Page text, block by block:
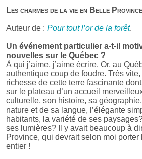
Les charmes de la vie en Belle Province
Auteur de : Pour tout l’or de la forêt.
Un événement particulier a-t-il
nouvelles sur le Québec ?
À qui j’aime, j’aime écrire. Or, au
authentique coup de foudre. Très
richesse de cette terre fascinante
sur le plateau d’un accueil
culturelle, son histoire, sa
nature et de sa langue, l’élégante
habitants, la variété de ses
ses lumières? Il y avait beaucoup à
Province, qui devrait selon moi porter
entier !